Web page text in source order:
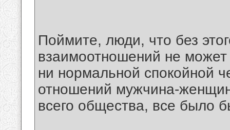
Поймите, люди, что без
взаимоотношений не
ни нормальной спокойной
отношений мужчина-
всего общества, все было